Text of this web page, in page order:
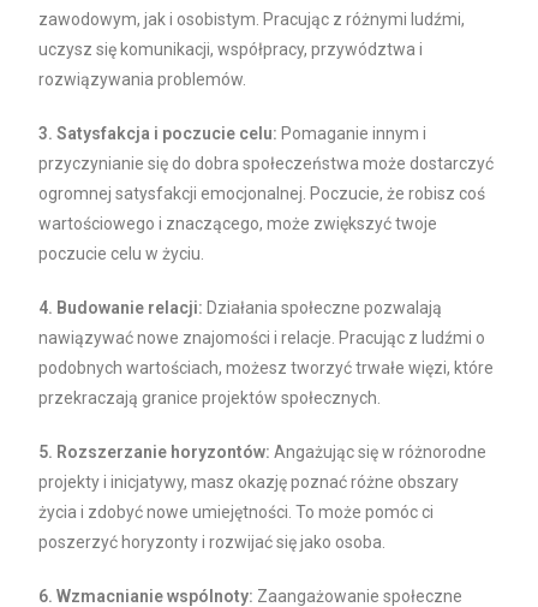
zawodowym, jak i osobistym. Pracując z różnymi ludźmi,
uczysz się komunikacji, współpracy, przywództwa i
rozwiązywania problemów.
3. Satysfakcja i poczucie celu: Pomaganie innym i
przyczynianie się do dobra społeczeństwa może dostarczyć
ogromnej satysfakcji emocjonalnej. Poczucie, że robisz coś
wartościowego i znaczącego, może zwiększyć twoje
poczucie celu w życiu.
4. Budowanie relacji: Działania społeczne pozwalają
nawiązywać nowe znajomości i relacje. Pracując z ludźmi o
podobnych wartościach, możesz tworzyć trwałe więzi, które
przekraczają granice projektów społecznych.
5. Rozszerzanie horyzontów:Angażując się w różnorodne
projekty i inicjatywy, masz okazję poznać różne obszary
życia i zdobyć nowe umiejętności. To może pomóc ci
poszerzyć horyzonty i rozwijać się jako osoba.
6. Wzmacnianie wspólnoty: Zaangażowanie społeczne